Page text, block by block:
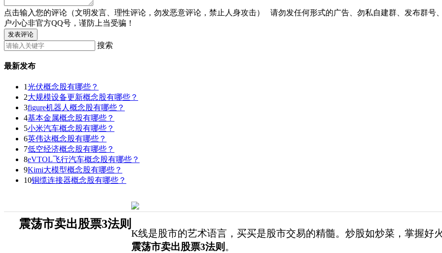
点击输入您的评论（文明发言、理性评论，勿发恶意评论，禁止人身攻击） 请勿发任何形式的广告、勿私自建群、发布群号
户小心非官方QQ号，谨防上当受骗！
发表评论
搜索
最新发布
1光伏概念股有哪些？
2大规模设备更新概念股有哪些？
3figure机器人概念股有哪些？
4基本金属概念股有哪些？
5小米汽车概念股有哪些？
6英伟达概念股有哪些？
7低空经济概念股有哪些？
8eVTOL飞行汽车概念股有哪些？
9Kimi大模型概念股有哪些？
10铜缆连接器概念股有哪些？
震荡市卖出股票3法则
K线是股市的艺术语言，买买是股市交易的精髓。炒股如炒菜，掌握好
震荡市卖出股票3法则 。